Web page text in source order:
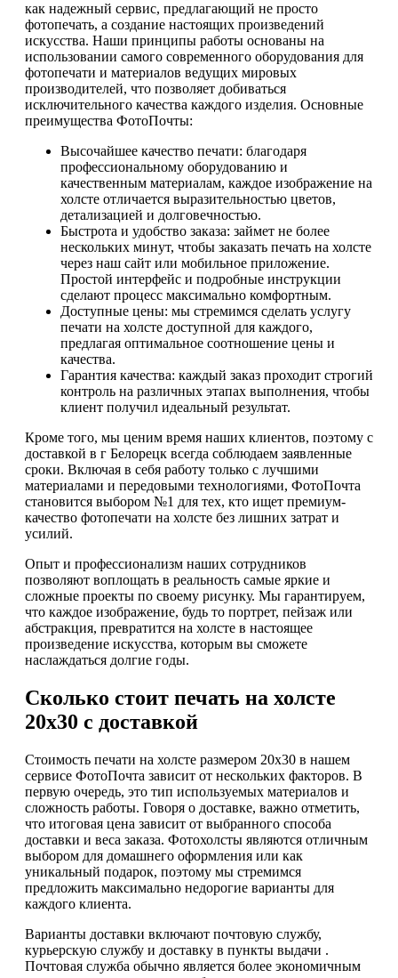
как надежный сервис, предлагающий не просто
фотопечать, а создание настоящих произведений
искусства. Наши принципы работы основаны на
использовании самого современного оборудования для
фотопечати и материалов ведущих мировых
производителей, что позволяет добиваться
исключительного качества каждого изделия. Основные
преимущества ФотоПочты:
Высочайшее качество печати: благодаря
профессиональному оборудованию и
качественным материалам, каждое изображение на
холсте отличается выразительностью цветов,
детализацией и долговечностью.
Быстрота и удобство заказа: займет не более
нескольких минут, чтобы заказать печать на холсте
через наш сайт или мобильное приложение.
Простой интерфейс и подробные инструкции
сделают процесс максимально комфортным.
Доступные цены: мы стремимся сделать услугу
печати на холсте доступной для каждого,
предлагая оптимальное соотношение цены и
качества.
Гарантия качества: каждый заказ проходит строгий
контроль на различных этапах выполнения, чтобы
клиент получил идеальный результат.
Кроме того, мы ценим время наших клиентов, поэтому с
доставкой в г Белорецк всегда соблюдаем заявленные
сроки. Включая в себя работу только с лучшими
материалами и передовыми технологиями, ФотоПочта
становится выбором №1 для тех, кто ищет премиум-
качество фотопечати на холсте без лишних затрат и
усилий.
Опыт и профессионализм наших сотрудников
позволяют воплощать в реальность самые яркие и
сложные проекты по своему рисунку. Мы гарантируем,
что каждое изображение, будь то портрет, пейзаж или
абстракция, превратится на холсте в настоящее
произведение искусства, которым вы сможете
наслаждаться долгие годы.
Сколько стоит печать на холсте
20х30 с доставкой
Стоимость печати на холсте размером 20х30 в нашем
сервисе ФотоПочта зависит от нескольких факторов. В
первую очередь, это тип используемых материалов и
сложность работы. Говоря о доставке, важно отметить,
что итоговая цена зависит от выбранного способа
доставки и веса заказа. Фотохолсты являются отличным
выбором для домашнего оформления или как
уникальный подарок, поэтому мы стремимся
предложить максимально недорогие варианты для
каждого клиента.
Варианты доставки включают почтовую службу,
курьерскую службу и доставку в пункты выдачи .
Почтовая служба обычно является более экономичным